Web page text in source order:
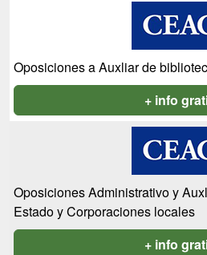
Oposiciones a Auxliar de
+ info
Oposiciones Administrativo y
Estado y Corporaciones locales
+ info